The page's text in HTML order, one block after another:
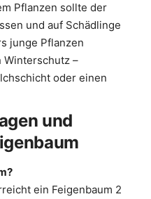
Pflanzen sollte der
und auf Schädlinge
junge Pflanzen
–
oder einen
und
ein Feigenbaum 2